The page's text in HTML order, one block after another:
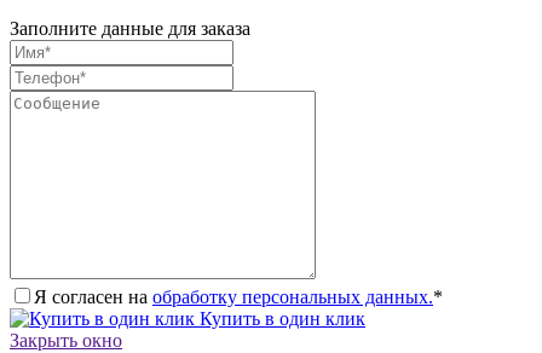
Заполните данные для заказа
Я согласен на обработку персональных данных.*
Купить в один клик
Закрыть окно